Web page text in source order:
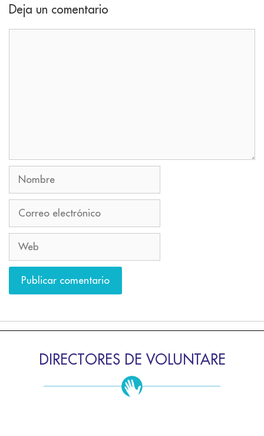
Deja un comentario
DIRECTORES DE VOLUNTARE